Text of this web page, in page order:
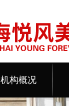
机构概况